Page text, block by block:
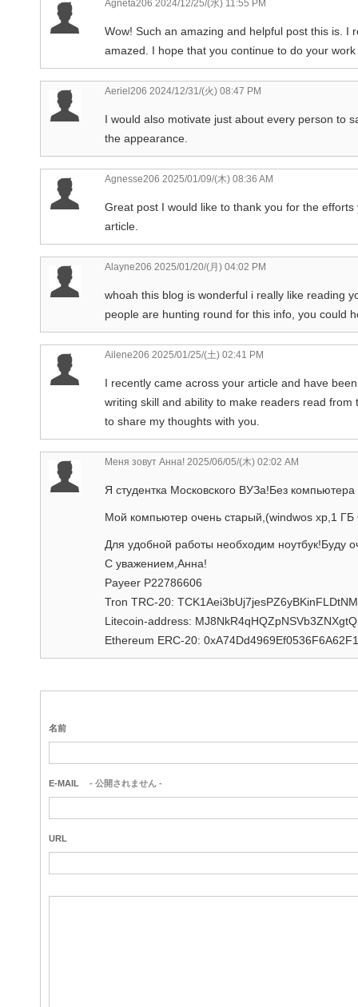
Agneta206 2024/12/25/(水) 11:55 PM
Wow! Such an amazing and helpful post this is. I
amazed. I hope that you continue to do your
Aeriel206 2024/12/31/(火) 08:47 PM
I would also motivate just about every person to
the appearance.
Agnesse206 2025/01/09/(木) 08:36 AM
Great post I would like to thank you for the
article.
Alayne206 2025/01/20/(月) 04:02 PM
whoah this blog is wonderful i really like reading
people are hunting round for this info, you could
Ailene206 2025/01/25/(土) 02:41 PM
I recently came across your article and have
writing skill and ability to make readers read
to share my thoughts with you.
Меня зовут Анна! 2025/06/05/(木) 02:02 AM
Я студентка Московского ВУЗа!Без
Мой компьютер очень старый,(windwos xp,1 ГБ
Для удобной работы необходим ноутбук!Буду
С уважением,Анна!
Payeer P22786606
Tron TRC-20:
Litecoin-address:
Ethereum ERC-20:
名前
E-MAIL - 公開されません -
URL